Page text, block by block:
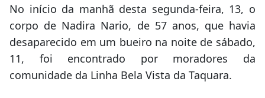
No início da manhã desta segunda-feira, 13, o
corpo de Nadira Nario, de 57 anos, que havia
desaparecido em um bueiro na noite de sábado,
11, foi encontrado por moradores da
comunidade da Linha Bela Vista da Taquara.